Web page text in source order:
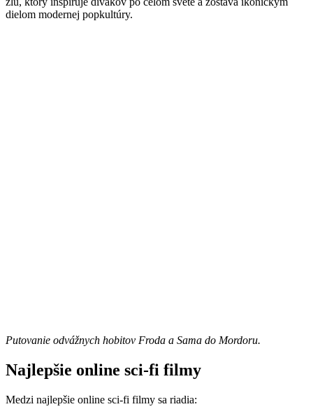
dielom modernej popkultúry.
Putovanie odvážnych hobitov Froda a Sama do Mordoru.
Najlepšie online sci-fi filmy
Medzi najlepšie online sci-fi filmy sa riadia: